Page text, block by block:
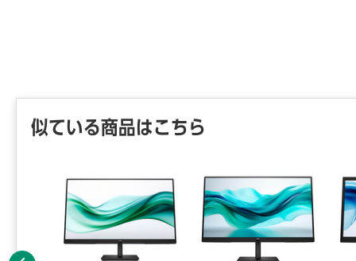
似ている商品はこちら